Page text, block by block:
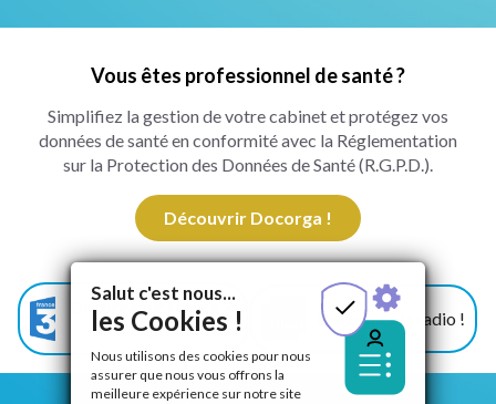
Vous êtes professionnel de santé ?
Simplifiez la gestion de votre cabinet et protégez vos
données de santé en conformité avec la Réglementation
sur la Protection des Données de Santé (R.G.P.D.).
Découvrir Docorga !
Docorga sur France 3
!
Docorga à la radio !
Salut c'est nous...
les Cookies !
Nous utilisons des cookies pour nous
assurer que nous vous offrons la
meilleure expérience sur notre site